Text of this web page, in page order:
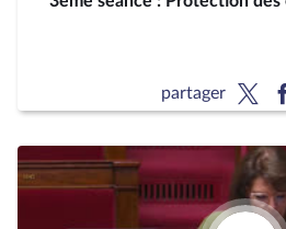
partager